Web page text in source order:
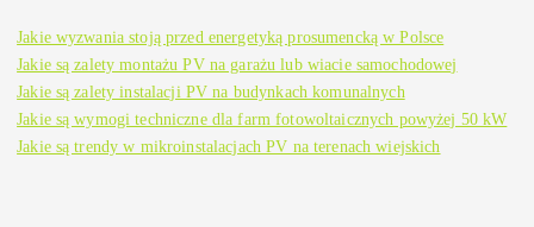
Jakie wyzwania stoją przed energetyką prosumencką w Polsce
Jakie są zalety montażu PV na garażu lub wiacie samochodowej
Jakie są zalety instalacji PV na budynkach komunalnych
Jakie są wymogi techniczne dla farm fotowoltaicznych powyżej 50 kW
Jakie są trendy w mikroinstalacjach PV na terenach wiejskich